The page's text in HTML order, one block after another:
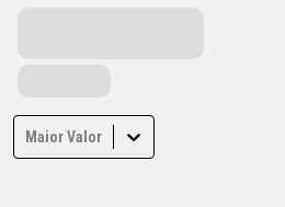
Maior Valor